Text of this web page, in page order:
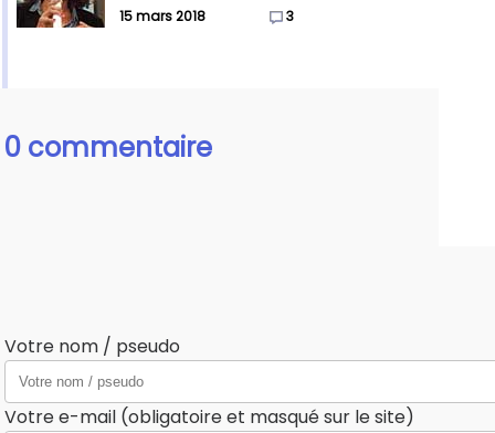
15 mars 2018 3
0 commentaire
Votre nom / pseudo
Votre e-mail (obligatoire et masqué sur le site)